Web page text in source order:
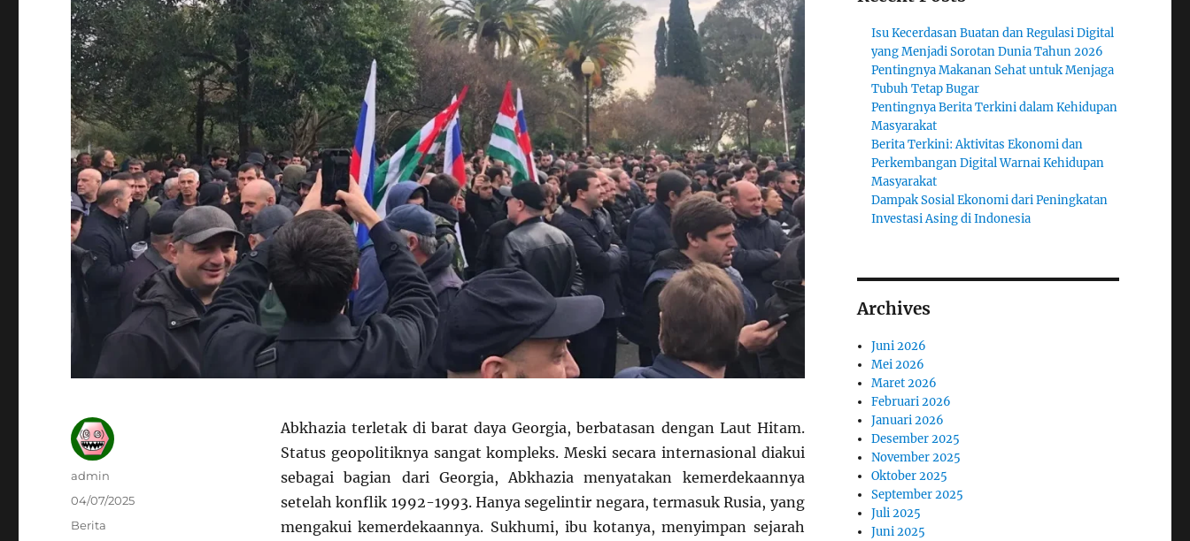
Abkhazia terletak di barat daya Georgia, berbatasan dengan Laut Hitam.
Status geopolitiknya sangat kompleks. Meski secara internasional diakui
sebagai bagian dari Georgia, Abkhazia menyatakan kemerdekaannya
setelah konflik 1992-1993. Hanya segelintir negara, termasuk Rusia, yang
mengakui kemerdekaannya. Sukhumi, ibu kotanya, menyimpan sejarah
Author
admin
Posted
04/07/2025
Categories
Berita
Isu Kecerdasan Buatan dan Regulasi Digital
yang Menjadi Sorotan Dunia Tahun 2026
Pentingnya Makanan Sehat untuk Menjaga
Tubuh Tetap Bugar
Pentingnya Berita Terkini dalam Kehidupan
Masyarakat
Berita Terkini: Aktivitas Ekonomi dan
Perkembangan Digital Warnai Kehidupan
Masyarakat
Dampak Sosial Ekonomi dari Peningkatan
Investasi Asing di Indonesia
Archives
Juni 2026
Mei 2026
Maret 2026
Februari 2026
Januari 2026
Desember 2025
November 2025
Oktober 2025
September 2025
Juli 2025
Juni 2025